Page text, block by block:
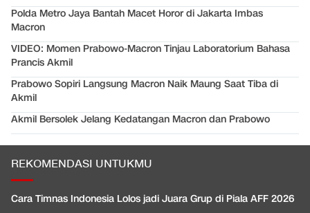
Polda Metro Jaya Bantah Macet Horor di Jakarta Imbas
Macron
VIDEO: Momen Prabowo-Macron Tinjau Laboratorium Bahasa
Prancis Akmil
Prabowo Sopiri Langsung Macron Naik Maung Saat Tiba di
Akmil
Akmil Bersolek Jelang Kedatangan Macron dan Prabowo
REKOMENDASI UNTUKMU
Cara Timnas Indonesia Lolos jadi Juara Grup di Piala AFF 2026